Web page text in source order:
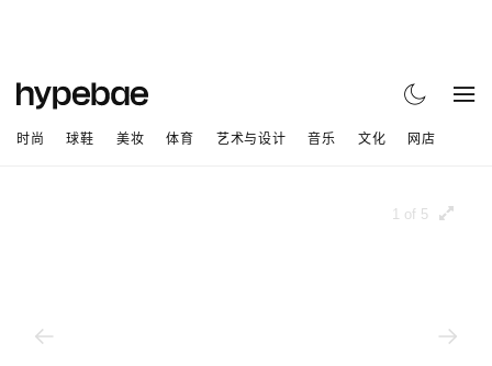
时尚 球鞋 美妆 体育 艺术与设计 音乐 文化 网店
1 of 5